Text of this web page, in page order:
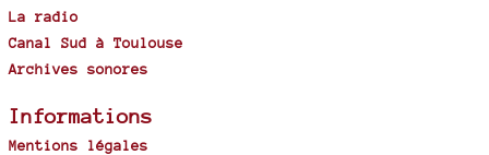
La radio
Canal Sud à Toulouse
Archives sonores
Informations
Mentions légales